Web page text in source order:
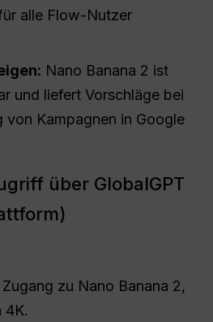
alle Flow-Nutzer
: Nano Banana 2 ist
und liefert Vorschläge bei
von Kampagnen in Google
über GlobalGPT
zu Nano Banana 2,
4K.